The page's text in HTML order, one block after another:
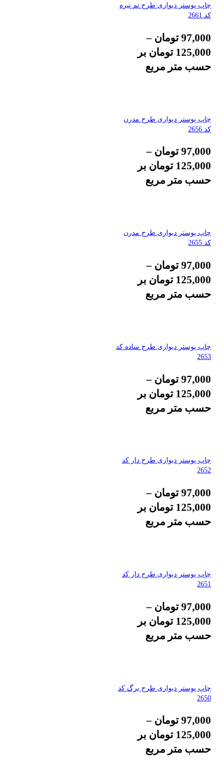
چاپ پوستر دیواری طرح تم تیره
کد 2661
97,000 تومان –
125,000 تومان بر
حسب متر مربع
چاپ پوستر دیواری طرح مدرن
کد 2656
97,000 تومان –
125,000 تومان بر
حسب متر مربع
چاپ پوستر دیواری طرح مدرن
کد 2655
97,000 تومان –
125,000 تومان بر
حسب متر مربع
چاپ پوستر دیواری طرح ساده کد
2653
97,000 تومان –
125,000 تومان بر
حسب متر مربع
چاپ پوستر دیواری طرح دار کد
2652
97,000 تومان –
125,000 تومان بر
حسب متر مربع
چاپ پوستر دیواری طرح دار کد
2651
97,000 تومان –
125,000 تومان بر
حسب متر مربع
چاپ پوستر دیواری طرح برگ کد
2650
97,000 تومان –
125,000 تومان بر
حسب متر مربع